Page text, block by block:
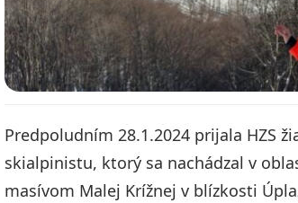
Predpoludním 28.1.2024 prijala HZS
skialpinistu, ktorý sa nachádzal v
masívom Malej Krížnej v blízkosti